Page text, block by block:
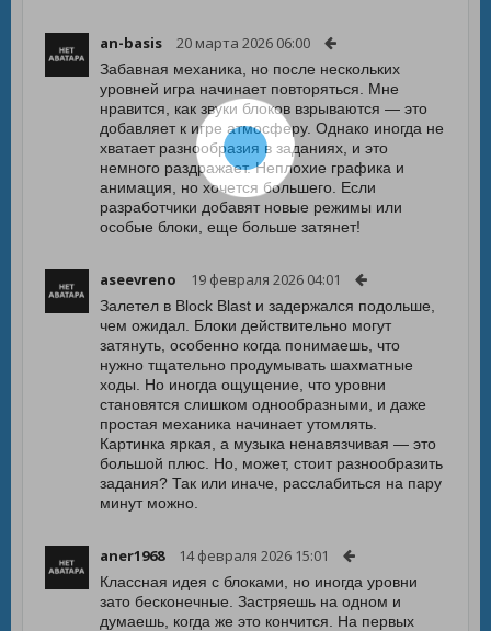
an-basis 20 марта 2026 06:00
Забавная механика, но после нескольких
уровней игра начинает повторяться. Мне
нравится, как звуки блоков взрываются — это
добавляет к игре атмосферу. Однако иногда не
хватает разнообразия в заданиях, и это
немного раздражает. Неплохие графика и
анимация, но хочется большего. Если
разработчики добавят новые режимы или
особые блоки, еще больше затянет!
aseevreno 19 февраля 2026 04:01
Залетел в Block Blast и задержался подольше,
чем ожидал. Блоки действительно могут
затянуть, особенно когда понимаешь, что
нужно тщательно продумывать шахматные
ходы. Но иногда ощущение, что уровни
становятся слишком однообразными, и даже
простая механика начинает утомлять.
Картинка яркая, а музыка ненавязчивая — это
большой плюс. Но, может, стоит разнообразить
задания? Так или иначе, расслабиться на пару
минут можно.
aner1968 14 февраля 2026 15:01
Классная идея с блоками, но иногда уровни
зато бесконечные. Застряешь на одном и
думаешь, когда же это кончится. На первых